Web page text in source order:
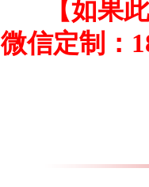
【如果此
微信定制：